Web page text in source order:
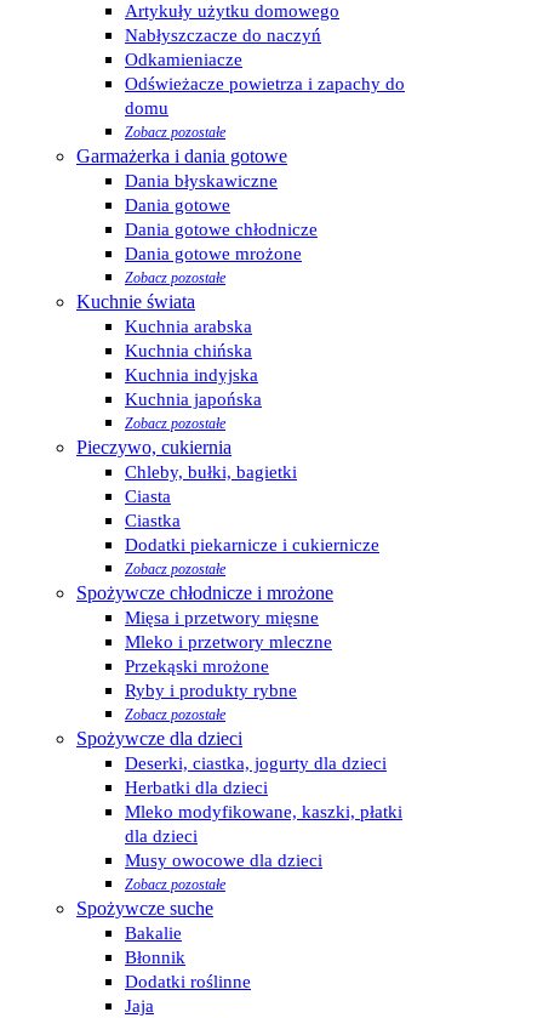
Artykuły użytku domowego
Nabłyszczacze do naczyń
Odkamieniacze
Odświeżacze powietrza i zapachy do
domu
Zobacz pozostałe
Garmażerka i dania gotowe
Dania błyskawiczne
Dania gotowe
Dania gotowe chłodnicze
Dania gotowe mrożone
Zobacz pozostałe
Kuchnie świata
Kuchnia arabska
Kuchnia chińska
Kuchnia indyjska
Kuchnia japońska
Zobacz pozostałe
Pieczywo, cukiernia
Chleby, bułki, bagietki
Ciasta
Ciastka
Dodatki piekarnicze i cukiernicze
Zobacz pozostałe
Spożywcze chłodnicze i mrożone
Mięsa i przetwory mięsne
Mleko i przetwory mleczne
Przekąski mrożone
Ryby i produkty rybne
Zobacz pozostałe
Spożywcze dla dzieci
Deserki, ciastka, jogurty dla dzieci
Herbatki dla dzieci
Mleko modyfikowane, kaszki, płatki
dla dzieci
Musy owocowe dla dzieci
Zobacz pozostałe
Spożywcze suche
Bakalie
Błonnik
Dodatki roślinne
Jaja